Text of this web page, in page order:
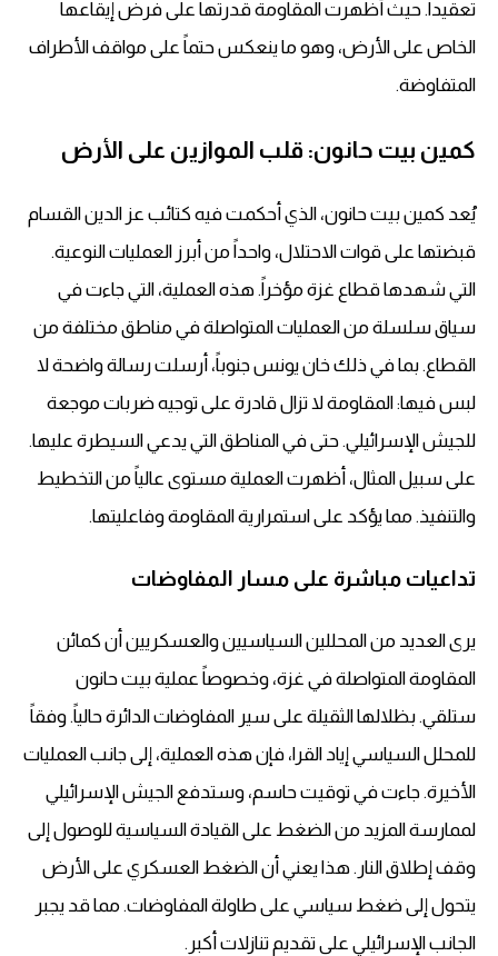
تعقيداً. حيث أظهرت المقاومة قدرتها على فرض إيقاعها
الخاص على الأرض، وهو ما ينعكس حتماً على مواقف الأطراف
المتفاوضة.
كمين بيت حانون: قلب الموازين على الأرض
يُعد كمين بيت حانون، الذي أحكمت فيه كتائب عز الدين القسام
قبضتها على قوات الاحتلال، واحداً من أبرز العمليات النوعية.
التي شهدها قطاع غزة مؤخراً. هذه العملية، التي جاءت في
سياق سلسلة من العمليات المتواصلة في مناطق مختلفة من
القطاع. بما في ذلك خان يونس جنوباً، أرسلت رسالة واضحة لا
لبس فيها: المقاومة لا تزال قادرة على توجيه ضربات موجعة
للجيش الإسرائيلي. حتى في المناطق التي يدعي السيطرة عليها.
على سبيل المثال، أظهرت العملية مستوى عالياً من التخطيط
والتنفيذ. مما يؤكد على استمرارية المقاومة وفاعليتها.
تداعيات مباشرة على مسار المفاوضات
يرى العديد من المحللين السياسيين والعسكريين أن كمائن
المقاومة المتواصلة في غزة، وخصوصاً عملية بيت حانون
ستلقي. بظلالها الثقيلة على سير المفاوضات الدائرة حالياً. وفقاً
للمحلل السياسي إياد القرا، فإن هذه العملية، إلى جانب العمليات
الأخيرة. جاءت في توقيت حاسم، وستدفع الجيش الإسرائيلي
لممارسة المزيد من الضغط على القيادة السياسية للوصول إلى
وقف إطلاق النار. هذا يعني أن الضغط العسكري على الأرض
يتحول إلى ضغط سياسي على طاولة المفاوضات. مما قد يجبر
الجانب الإسرائيلي على تقديم تنازلات أكبر.